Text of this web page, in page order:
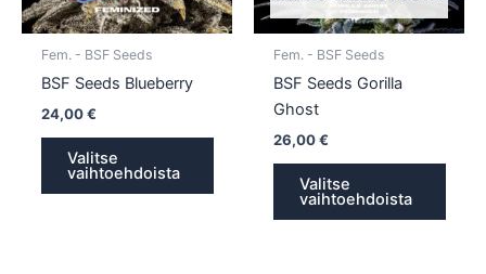
Fem. - BSF Seeds
BSF Seeds Blueberry
24,00€
Valitse
vaihtoehdoista
valinnat
Fem. - BSF Seeds
BSF Seeds Gorilla
Ghost
26,00€
Valitse
vaihtoehdoista